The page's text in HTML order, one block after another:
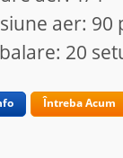
aer: 90
20
Întreba Acum